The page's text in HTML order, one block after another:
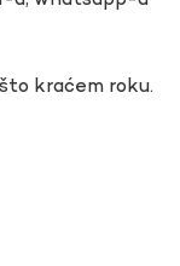
kraćem roku.